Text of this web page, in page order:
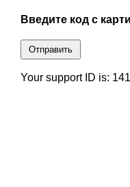
Введите код с
Отправить
Your support ID is: